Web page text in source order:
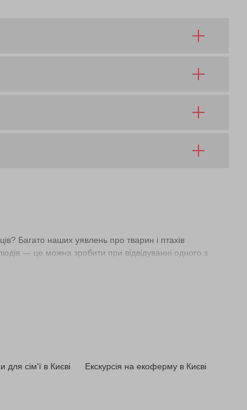
Багато наших уявлень про тварин і птахів
— це можна зробити при відвідуванні одного з
до природного середовища умовами. Тут про
жирафа, носорога, камчатського ведмедя, побачити
в якому комфортно відпочити. І ресторан, де
для сім'ї в Києві
Екскурсія на екоферму в Києві